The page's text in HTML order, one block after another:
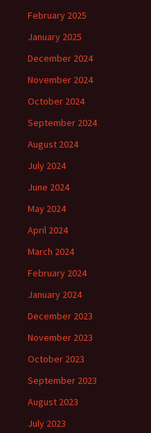
February 2025
January 2025
December 2024
November 2024
October 2024
September 2024
August 2024
July 2024
June 2024
May 2024
April 2024
March 2024
February 2024
January 2024
December 2023
November 2023
October 2023
September 2023
August 2023
July 2023